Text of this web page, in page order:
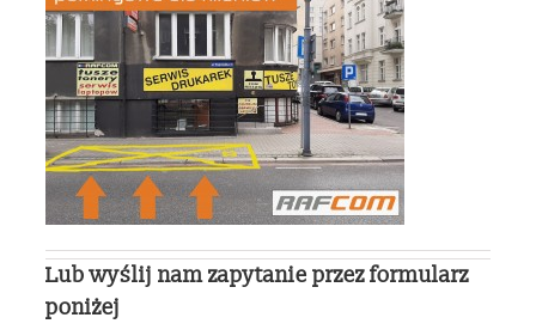
Lub wyślij nam zapytanie przez formularz
poniżej